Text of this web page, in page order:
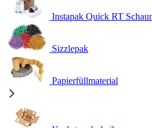
Instapak Quick RT
Sizzlepak
Papierfüllmaterial